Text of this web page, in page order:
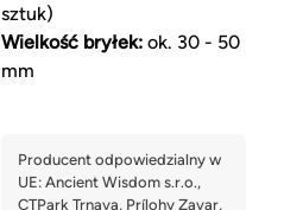
sztuk)
Wielkość bryłek:ok. 30 - 50
mm